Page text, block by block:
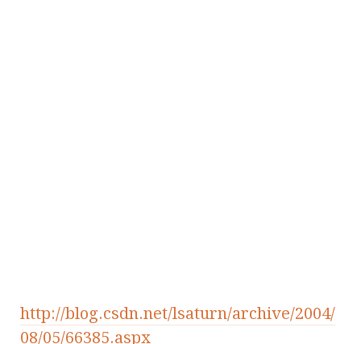
http://blog.csdn.net/lsaturn/archive/2004/
08/05/66385.aspx